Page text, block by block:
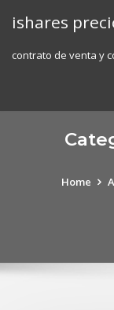
ishares
contrato de venta y
Home